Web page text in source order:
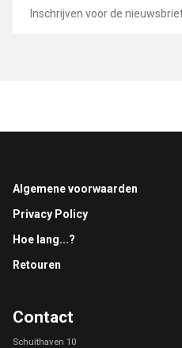
mailadres
Footer
Algemene voorwaarden
Privacy Policy
Hoe lang...?
Retouren
Contact
Schuithaven 10